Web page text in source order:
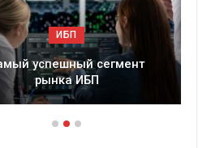
Подкосят ли глобальные
российский рынок